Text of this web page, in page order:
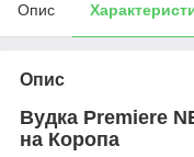
Опис
Опис
Вудка Premiere
на Коропа